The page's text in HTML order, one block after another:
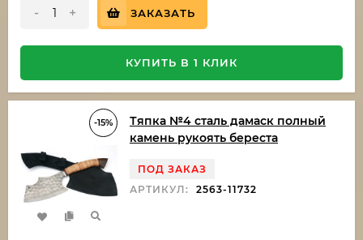
- + ЗАКАЗАТЬ
КУПИТЬ В 1 КЛИК
-15%
Тяпка №4 сталь дамаск полный
камень рукоять береста
ПОД ЗАКАЗ
АРТИКУЛ:
2563-11732